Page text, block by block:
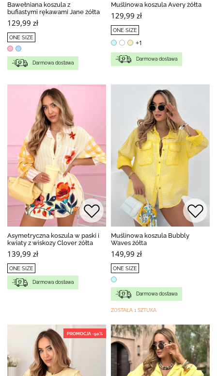
Bawełniana koszula z
bufiastymi rękawami Jane żółta
129,99 zł
ONE SIZE
Darmowa dostawa
Muślinowa koszula Avery żółta
129,99 zł
ONE SIZE
+1
Darmowa dostawa
Asymetryczna koszula w paski i
kwiaty z wiskozy Clover żółta
139,99 zł
ONE SIZE
Darmowa dostawa
Muślinowa koszula Bubbly
Waves żółta
149,99 zł
ONE SIZE
Darmowa dostawa
ZOSTAŁA 1 SZTUKA
PROMOCJA -50%